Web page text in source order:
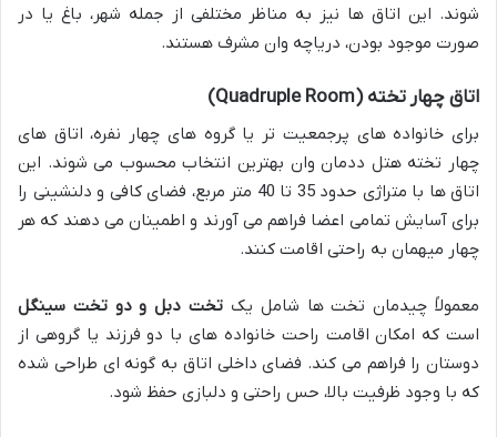
شوند. این اتاق ها نیز به مناظر مختلفی از جمله شهر، باغ یا در
صورت موجود بودن، دریاچه وان مشرف هستند.
اتاق چهار تخته (Quadruple Room)
برای خانواده های پرجمعیت تر یا گروه های چهار نفره، اتاق های
چهار تخته هتل ددمان وان بهترین انتخاب محسوب می شوند. این
اتاق ها با متراژی حدود 35 تا 40 متر مربع، فضای کافی و دلنشینی را
برای آسایش تمامی اعضا فراهم می آورند و اطمینان می دهند که هر
چهار میهمان به راحتی اقامت کنند.
معمولاً چیدمان تخت ها شامل یک تخت دبل و دو تخت سینگل
است که امکان اقامت راحت خانواده های با دو فرزند یا گروهی از
دوستان را فراهم می کند. فضای داخلی اتاق به گونه ای طراحی شده
که با وجود ظرفیت بالا، حس راحتی و دلبازی حفظ شود.